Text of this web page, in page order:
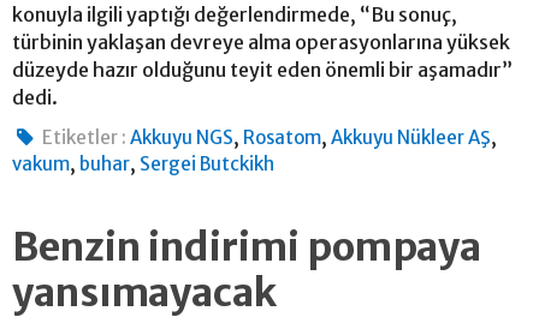
konuyla ilgili yaptığı değerlendirmede, “Bu sonuç,
türbinin yaklaşan devreye alma operasyonlarına yüksek
düzeyde hazır olduğunu teyit eden önemli bir aşamadır”
dedi.
Etiketler : Akkuyu NGS, Rosatom,Akkuyu Nükleer AŞ,
vakum, buhar, Sergei Butckikh
Benzin indirimi pompaya
yansımayacak